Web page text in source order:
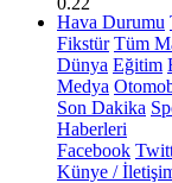
Hava Durumu
Fikstür Tüm
Dünya Eğitim
Medya
Son Dakika
Haberleri
Facebook
Künye /